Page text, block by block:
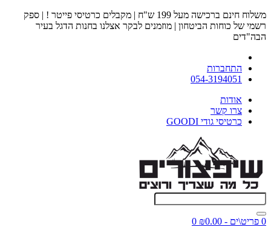
משלוח חינם ברכישה מעל 199 ש"ח | מקבלים כרטיסי פייטר ! | ספק
רשמי של כוחות הביטחון | מוזמנים לבקר אצלנו בחנות הדגל בעיר
הבה"דים
התחברות
054-3194051
אודות
צרו קשר
כרטיסי גודי GOODI
0 פריט\ים - ₪0.00
0